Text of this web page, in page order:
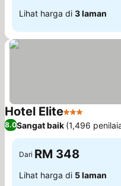
Lihat harga di 3 laman
Hotel Elite3 Bintang
8.0Sangat baik (1,496
Dari RM 348
Lihat harga di 5 laman